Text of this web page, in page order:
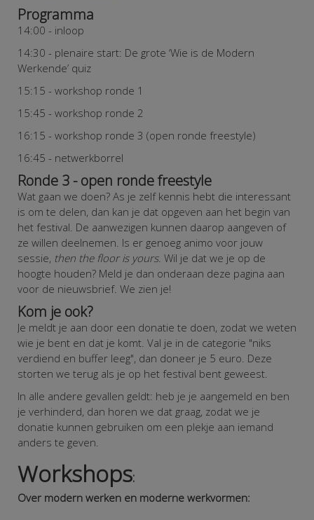
Programma
14:00 - inloop
14:30 - plenaire start: De grote ‘Wie is de Modern
Werkende’ quiz
15:15 - workshop ronde 1
15:45 - workshop ronde 2
16:15 - workshop ronde 3 (open ronde freestyle)
16:45 - netwerkborrel
Ronde 3 - open ronde freestyle
Wat gaan we doen? As je zelf kennis hebt die interessant
is om te delen, dan kan je dat opgeven aan het begin van
het festival. De aanwezigen kunnen daarop aangeven of
ze willen deelnemen. Is er genoeg animo voor jouw
sessie, then the floor is yours. Wil je dat we je op de
hoogte houden? Meld je dan onderaan deze pagina aan
voor de nieuwsbrief. We zien je!
Kom je ook?
Je meldt je aan door een donatie te doen, zodat we weten
wie je bent en dat je komt. Val je in de categorie "niks
verdiend en buffer leeg", dan doneer je 5 euro. Deze
storten we terug als je op het festival bent geweest.
In alle andere gevallen geldt: heb je je aangemeld en ben
je verhinderd, dan horen we dat graag, zodat we je
donatie kunnen gebruiken om een plekje aan iemand
anders te geven.
Workshops:
Over modern werken en moderne werkvormen: